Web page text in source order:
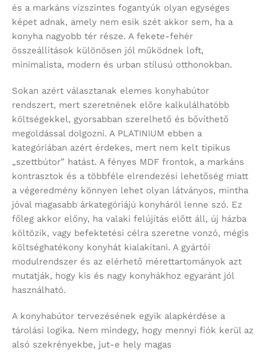
és a markáns vízszintes fogantyúk olyan egységes
képet adnak, amely nem esik szét akkor sem, ha a
konyha nagyobb tér része. A fekete-fehér
összeállítások különösen jól működnek loft,
minimalista, modern és urban stílusú otthonokban.
Sokan azért választanak elemes konyhabútor
rendszert, mert szeretnének előre kalkulálhatóbb
költségekkel, gyorsabban szerelhető és bővíthető
megoldással dolgozni. A PLATINIUM ebben a
kategóriában azért érdekes, mert nem kelt tipikus
„szettbútor” hatást. A fényes MDF frontok, a markáns
kontrasztok és a többféle elrendezési lehetőség miatt
a végeredmény könnyen lehet olyan látványos, mintha
jóval magasabb árkategóriájú konyháról lenne szó. Ez
főleg akkor előny, ha valaki felújítás előtt áll, új házba
költözik, vagy befektetési célra szeretne vonzó, mégis
költséghatékony konyhát kialakítani. A gyártói
modulrendszer és az elérhető mérettartományok azt
mutatják, hogy kis és nagy konyhákhoz egyaránt jól
használható.
A konyhabútor tervezésének egyik alapkérdése a
tárolási logika. Nem mindegy, hogy mennyi fiók kerül az
alsó szekrényekbe, jut-e hely magas